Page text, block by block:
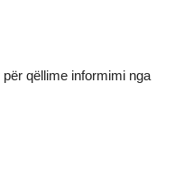
qëllime informimi nga